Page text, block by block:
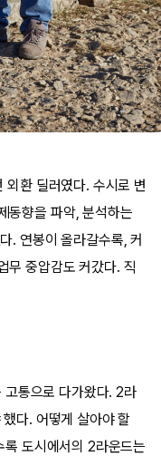
외환 딜러였다. 수시로 변
동향을 파악, 분석하는
. 연봉이 올라갈수록, 커
무 중압감도 커갔다. 직
고통으로 다가왔다. 2라
다. 어떻게 살아야 할
도시에서의 2라운드는